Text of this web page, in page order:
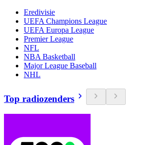
Eredivisie
UEFA Champions League
UEFA Europa League
Premier League
NFL
NBA Basketball
Major League Baseball
NHL
Top radiozenders